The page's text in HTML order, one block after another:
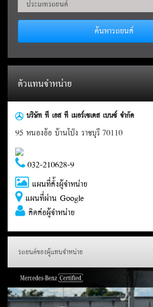
ค้นหารถยนต์
ตัวแทนจำหน่าย
บริษัท ที เอส ที เมอร์เซเดส เบนซ์ จำกัด
95 หนองอ้อ บ้านโป่ง ราชบุรี 70110
032-210628-9
แผนที่ตั้งผู้จำหน่าย
แผนที่ผ่าน Google
ติดต่อผู้จำหน่าย
รถยนต์ของผู้แทนจำหน่าย